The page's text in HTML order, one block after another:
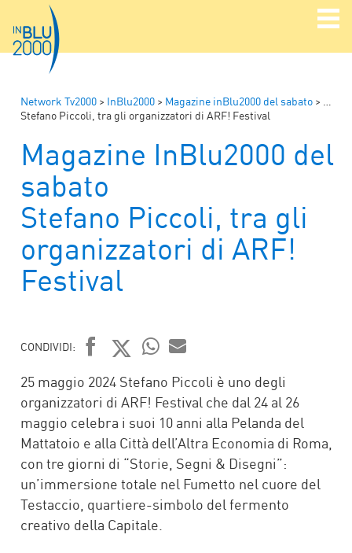
Network Tv2000 > InBlu2000 > Magazine inBlu2000 del sabato >
Stefano Piccoli, tra gli organizzatori di ARF! Festival
Magazine InBlu2000 del
sabato
Stefano Piccoli, tra gli
organizzatori di ARF!
Festival
CONDIVIDI:
FACEBOOK
TWITTER
WHATSAPP
MAIL
25 maggio 2024 Stefano Piccoli è uno degli
organizzatori di ARF! Festival che dal 24 al 26
maggio celebra i suoi 10 anni alla Pelanda del
Mattatoio e alla Città dell’Altra Economia di Roma,
con tre giorni di “Storie, Segni & Disegni”:
un’immersione totale nel Fumetto nel cuore del
Testaccio, quartiere-simbolo del fermento
creativo della Capitale.